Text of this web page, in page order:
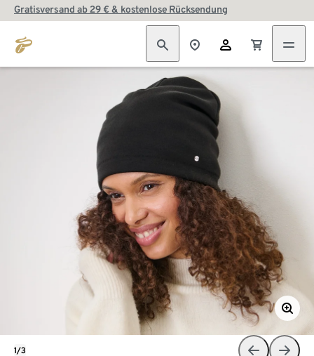
Gratisversand ab 29 € & kostenlose Rücksendung
1/3